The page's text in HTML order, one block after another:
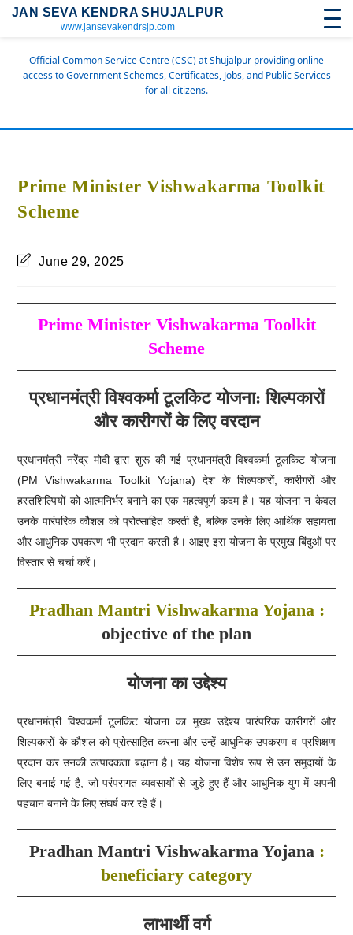
JAN SEVA KENDRA SHUJALPUR
www.jansevakendrsjp.com
Official Common Service Centre (CSC) at Shujalpur providing online
access to Government Schemes, Certificates, Jobs, and Public Services
for all citizens.
Prime Minister Vishwakarma Toolkit
Scheme
June 29, 2025
Prime Minister Vishwakarma Toolkit
Scheme
प्रधानमंत्री विश्वकर्मा टूलकिट योजना: शिल्पकारों
और कारीगरों के लिए वरदान
प्रधानमंत्री नरेंद्र मोदी द्वारा शुरू की गई प्रधानमंत्री विश्वकर्मा टूलकिट योजना
(PM Vishwakarma Toolkit Yojana) देश के शिल्पकारों, कारीगरों और
हस्तशिल्पियों को आत्मनिर्भर बनाने का एक महत्वपूर्ण कदम है। यह योजना न केवल
उनके पारंपरिक कौशल को प्रोत्साहित करती है, बल्कि उनके लिए आर्थिक सहायता
और आधुनिक उपकरण भी प्रदान करती है। आइए इस योजना के प्रमुख बिंदुओं पर
विस्तार से चर्चा करें।
Pradhan Mantri Vishwakarma Yojana :
objective of the plan
योजना का उद्देश्य
प्रधानमंत्री विश्वकर्मा टूलकिट योजना का मुख्य उद्देश्य पारंपरिक कारीगरों और
शिल्पकारों के कौशल को प्रोत्साहित करना और उन्हें आधुनिक उपकरण व प्रशिक्षण
प्रदान कर उनकी उत्पादकता बढ़ाना है। यह योजना विशेष रूप से उन समुदायों के
लिए बनाई गई है, जो परंपरागत व्यवसायों से जुड़े हुए हैं और आधुनिक युग में अपनी
पहचान बनाने के लिए संघर्ष कर रहे हैं।
Pradhan Mantri Vishwakarma Yojana:
beneficiary category
लाभार्थी वर्ग